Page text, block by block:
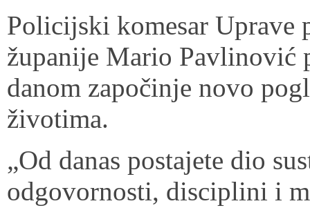
Policijski komesar Uprave
županije Mario Pavlinović
danom započinje novo
životima.
„Od danas postajete dio
odgovornosti, disciplini i